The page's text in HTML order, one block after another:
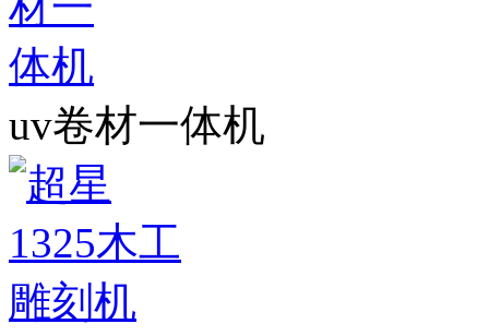
uv卷材一体机